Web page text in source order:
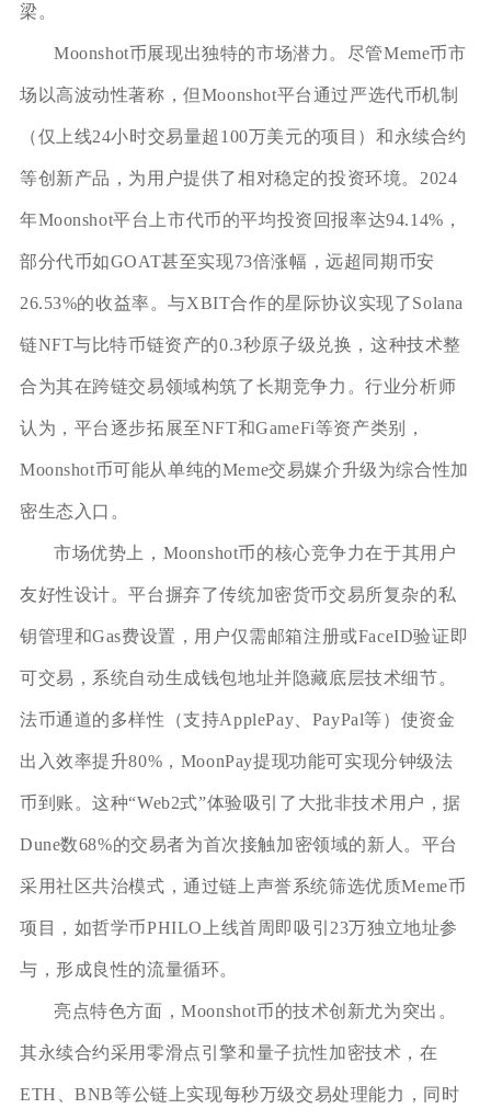
梁。
Moonshot币展现出独特的市场潜力。尽管Meme币市
场以高波动性著称，但Moonshot平台通过严选代币机制
（仅上线24小时交易量超100万美元的项目）和永续合约
等创新产品，为用户提供了相对稳定的投资环境。2024
年Moonshot平台上市代币的平均投资回报率达94.14%，
部分代币如GOAT甚至实现73倍涨幅，远超同期币安
26.53%的收益率。与XBIT合作的星际协议实现了Solana
链NFT与比特币链资产的0.3秒原子级兑换，这种技术整
合为其在跨链交易领域构筑了长期竞争力。行业分析师
认为，平台逐步拓展至NFT和GameFi等资产类别，
Moonshot币可能从单纯的Meme交易媒介升级为综合性加
密生态入口。
市场优势上，Moonshot币的核心竞争力在于其用户
友好性设计。平台摒弃了传统加密货币交易所复杂的私
钥管理和Gas费设置，用户仅需邮箱注册或FaceID验证即
可交易，系统自动生成钱包地址并隐藏底层技术细节。
法币通道的多样性（支持ApplePay、PayPal等）使资金
出入效率提升80%，MoonPay提现功能可实现分钟级法
币到账。这种“Web2式”体验吸引了大批非技术用户，据
Dune数68%的交易者为首次接触加密领域的新人。平台
采用社区共治模式，通过链上声誉系统筛选优质Meme币
项目，如哲学币PHILO上线首周即吸引23万独立地址参
与，形成良性的流量循环。
亮点特色方面，Moonshot币的技术创新尤为突出。
其永续合约采用零滑点引擎和量子抗性加密技术，在
ETH、BNB等公链上实现每秒万级交易处理能力，同时